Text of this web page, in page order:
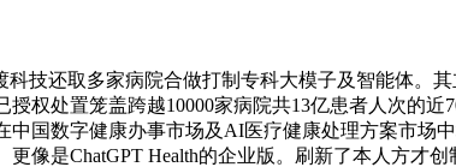
还取多家病院合做打制专科大模子及智能体。其
权处置笼盖跨越10000家病院共13亿患者人次的近
国数字健康办事市场及AI医疗健康处理方案市场
像是ChatGPT Health的企业版。刷新了本人方才